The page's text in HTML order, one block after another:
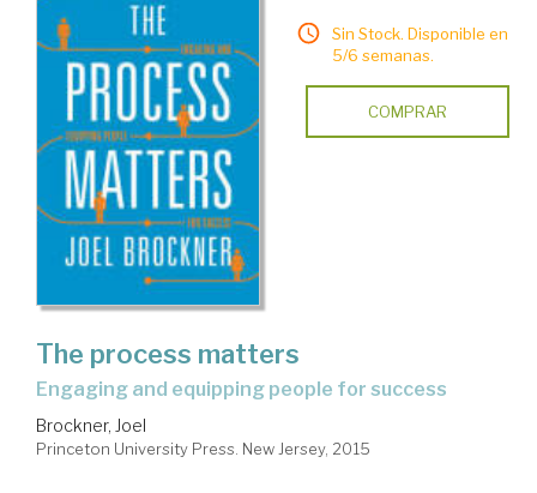
Sin Stock. Disponible en
5/6 semanas.
COMPRAR
The process matters
engaging and equipping people for success
Brockner, Joel
Princeton University Press. New Jersey, 2015